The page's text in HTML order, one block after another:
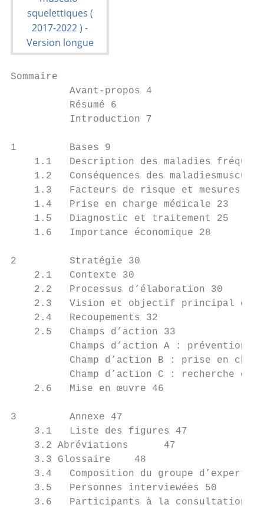
Sommaire
Avant-propos 4
          Résumé 6
          Introduction 7
1         Bases 9
1.1   Description des maladies
1.2   Conséquences des
1.3   Facteurs de risque et mesures de
    1.4   Prise en charge médicale 23
    1.5   Diagnostic et traitement 25
    1.6   Importance économique 28
2         Stratégie 30
    2.1   Contexte 30
    2.2   Processus d’élaboration 30
2.3   Vision et objectif principal de
    2.4   Recoupements 32
    2.5   Champs d’action 33
Champs d’action A : prévention
Champ d’action B : prise en
Champ d’action C : recherche et
    2.6   Mise en œuvre 46
3         Annexe 47
    3.1   Liste des figures 47
    3.2 Abréviations      47
    3.3 Glossaire    48
3.4   Composition du groupe d’experts
    3.5   Personnes interviewées 50
    3.6   Participants à la consultation 51